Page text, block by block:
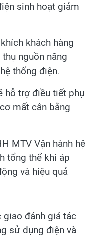
sinh hoạt giảm
khách hàng
nguồn năng
thống điện.
hỗ trợ điều tiết phụ
mất cân bằng
MTV Vận hành hệ
tổng thể khi áp
và hiệu quả
đánh giá tác
sử dụng điện và